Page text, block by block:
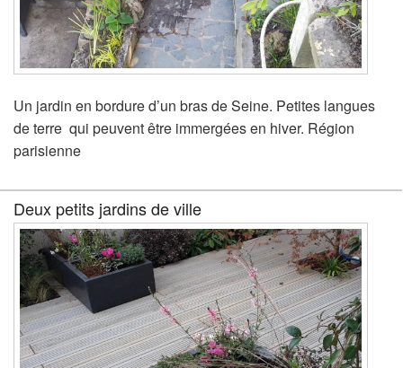
Un jardin en bordure d’un bras de Seine. Petites langues
de terre qui peuvent être immergées en hiver. Région
parisienne
Deux petits jardins de ville